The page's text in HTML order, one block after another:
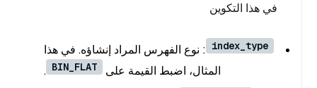
في هذا التكوين
index_type : نوع الفهرس المراد إنشاؤه. في هذا
المثال، اضبط القيمة على
BIN_FLAT
.